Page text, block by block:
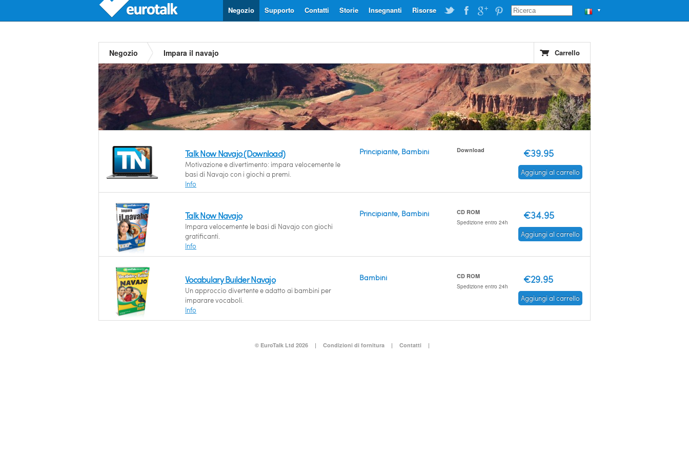
▼
Risorse
Insegnanti
Storie
Contatti
Supporto
Negozio
Negozio Impara il navajo Carrello
Talk Now Navajo (Download)
Motivazione e divertimento: impara velocemente le
basi di Navajo con i giochi a premi.
Info
Principiante, Bambini Download €39.95
Aggiungi al carrello
Talk Now Navajo
Impara velocemente le basi di Navajo con giochi
gratificanti.
Info
Principiante, Bambini CD ROM
Spedizione entro 24h
€34.95
Aggiungi al carrello
Vocabulary Builder Navajo
Un approccio divertente e adatto ai bambini per
imparare vocaboli.
Info
Bambini CD ROM
Spedizione entro 24h
€29.95
Aggiungi al carrello
© EuroTalk Ltd 2026 | Condizioni di fornitura | Contatti |